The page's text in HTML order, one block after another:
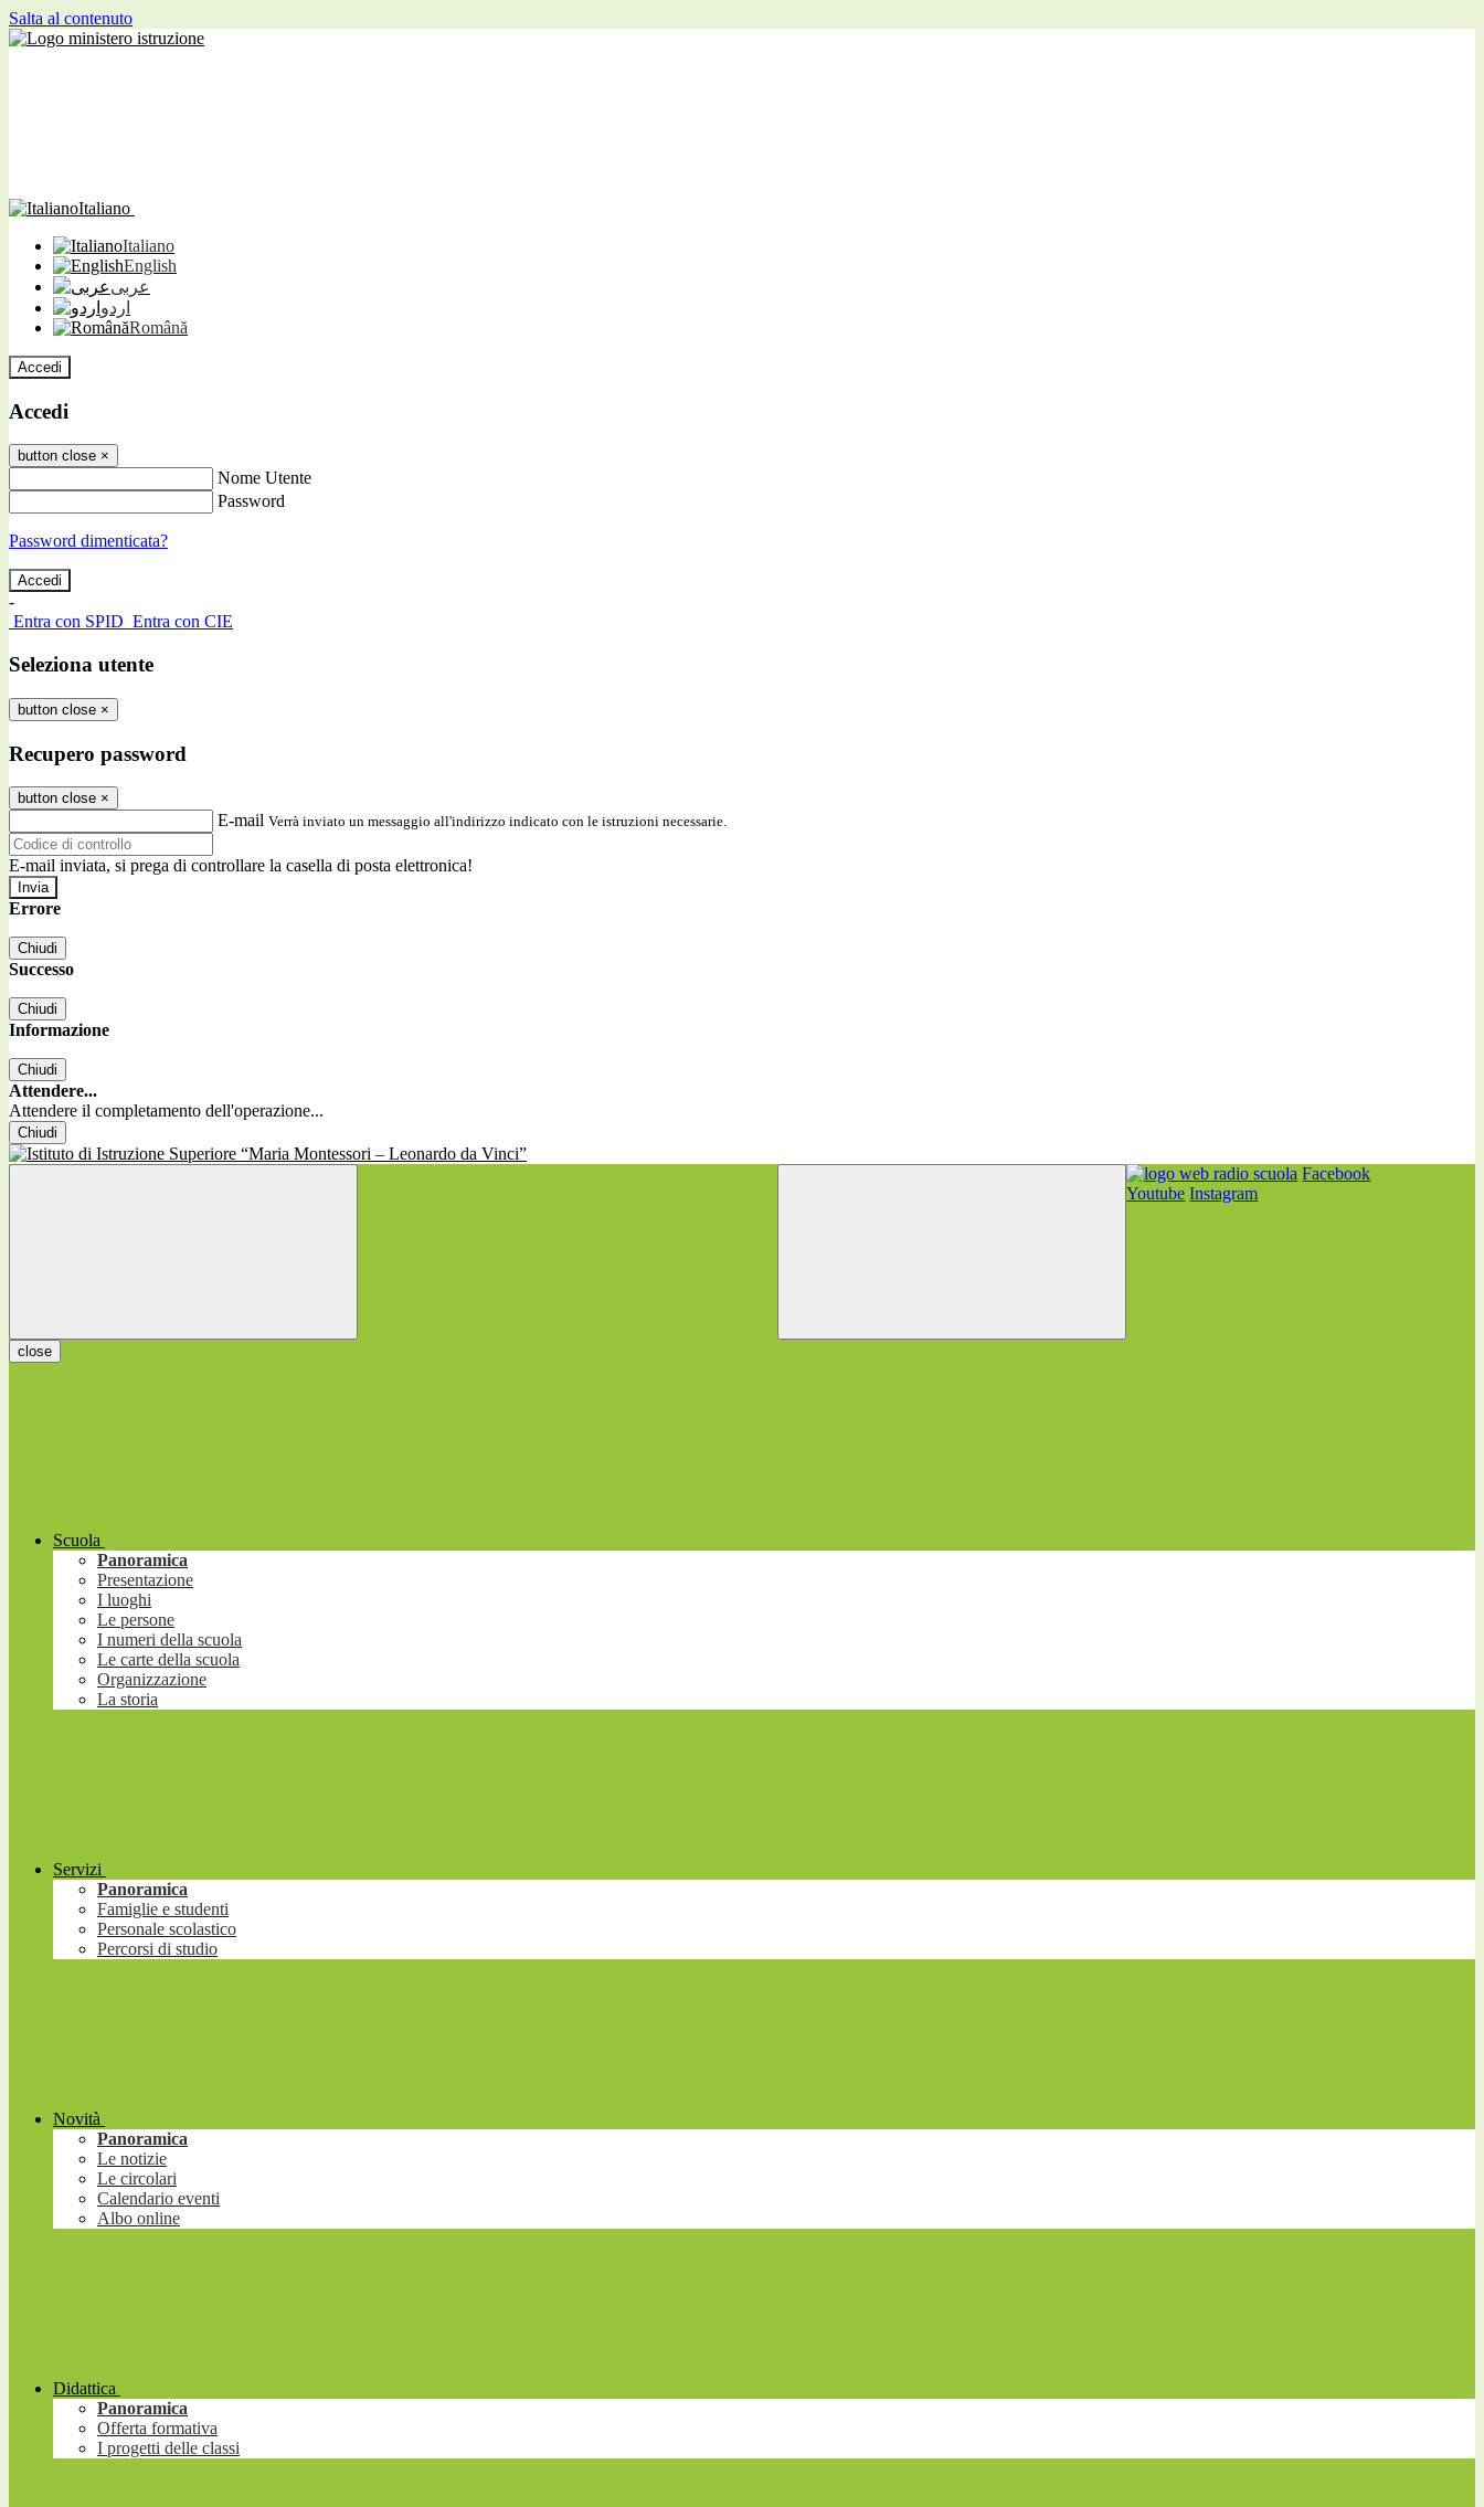
Salta al contenuto
Italiano
Italiano
English
عربى
اردو
Română
Accedi
Accedi
button close ×
Nome Utente
Password
Password dimenticata?
-
Entra con SPID Entra con CIE
Seleziona utente
button close ×
Recupero password
button close ×
E-mail Verrà inviato un messaggio all'indirizzo indicato con le istruzioni necessarie.
E-mail inviata, si prega di controllare la casella di posta elettronica!
Errore
Chiudi
Successo
Chiudi
Informazione
Chiudi
Attendere...
Attendere il completamento dell'operazione...
Chiudi
Facebook
Youtube Instagram
close
Scuola
Panoramica
Presentazione
I luoghi
Le persone
I numeri della scuola
Le carte della scuola
Organizzazione
La storia
Servizi
Panoramica
Famiglie e studenti
Personale scolastico
Percorsi di studio
Novità
Panoramica
Le notizie
Le circolari
Calendario eventi
Albo online
Didattica
Panoramica
Offerta formativa
I progetti delle classi